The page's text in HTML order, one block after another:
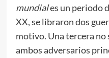
mundiales un periodo
XX, se libraron dos
motivo. Una tercera no
ambos adversarios